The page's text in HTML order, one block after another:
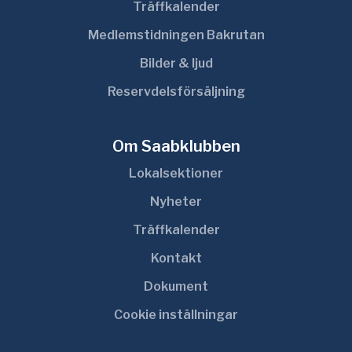
Träffkalender
Medlemstidningen Bakrutan
Bilder & ljud
Reservdelsförsäljning
Om Saabklubben
Lokalsektioner
Nyheter
Träffkalender
Kontakt
Dokument
Cookie inställningar